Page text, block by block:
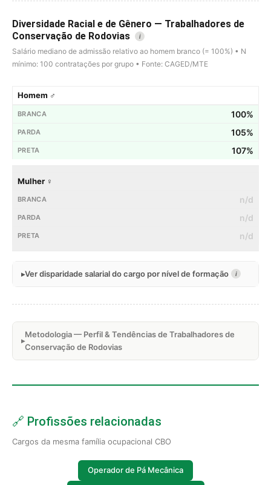
Diversidade Racial e de Gênero — Trabalhadores de
Conservação de Rodovias
i
Salário mediano de admissão relativo ao homem branco (= 100%) • N
mínimo: 100 contratações por grupo • Fonte: CAGED/MTE
Homem ♂
100%
105%
107%
Mulher ♀
n/d
n/d
n/d
Ver disparidade salarial do cargo por nível de formação i
Metodologia — Perfil & Tendências de Trabalhadores de
Conservação de Rodovias
🔗 Profissões relacionadas
Cargos da mesma família ocupacional CBO
Operador de Pá Mecânica